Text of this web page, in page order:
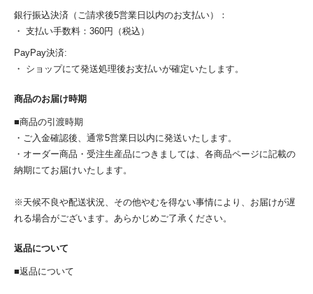
銀行振込決済（ご請求後5営業日以内のお支払い）：
・ 支払い手数料：360円（税込）
PayPay決済:
・ ショップにて発送処理後お支払いが確定いたします。
商品のお届け時期
■商品の引渡時期
・ご入金確認後、通常5営業日以内に発送いたします。
・オーダー商品・受注生産品につきましては、各商品ページに記載の
納期にてお届けいたします。
※天候不良や配送状況、その他やむを得ない事情により、お届けが遅
れる場合がございます。あらかじめご了承ください。
返品について
■返品について